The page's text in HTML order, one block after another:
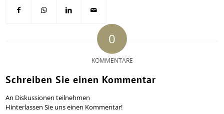
0
KOMMENTARE
Schreiben Sie einen Kommentar
An Diskussionen teilnehmen
Hinterlassen Sie uns einen Kommentar!